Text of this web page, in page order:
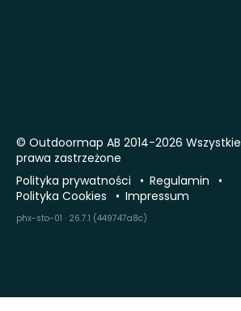
© Outdoormap AB 2014-2026 Wszystkie
prawa zastrzeżone
Polityka prywatności
Regulamin
Polityka Cookies
Impressum
phx-sto-01 · 26.7.1 (449747a8c)